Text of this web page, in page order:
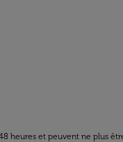
heures et peuvent ne plus